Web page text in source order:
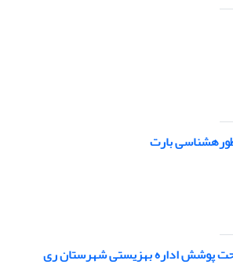
بارت
پوشش اداره بهزیستی شهرستان ری